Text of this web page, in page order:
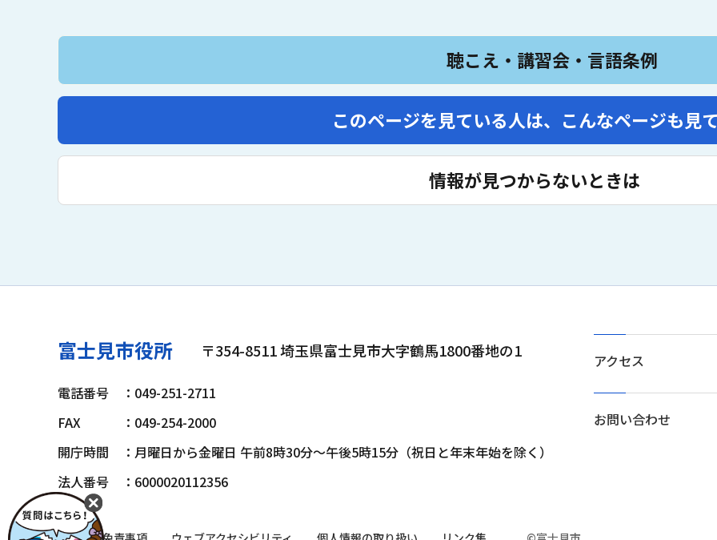
聴こえ・講習会・言語条例
このページを見ている人は、 こんなページも見
情報が見つからないときは
富士見市役所 〒354-8511 埼玉県富士見市大字鶴馬1800番地の1
電話番号
：049-251-2711
FAX
：049-254-2000
開庁時間
：月曜日から金曜日 午前8時30分～午後5時15分（祝日と年末年始を除く）
法人番号
：6000020112356
アクセス
お問い合わせ